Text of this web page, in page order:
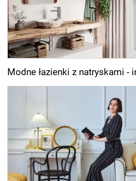
Modne łazienki z natryskami -